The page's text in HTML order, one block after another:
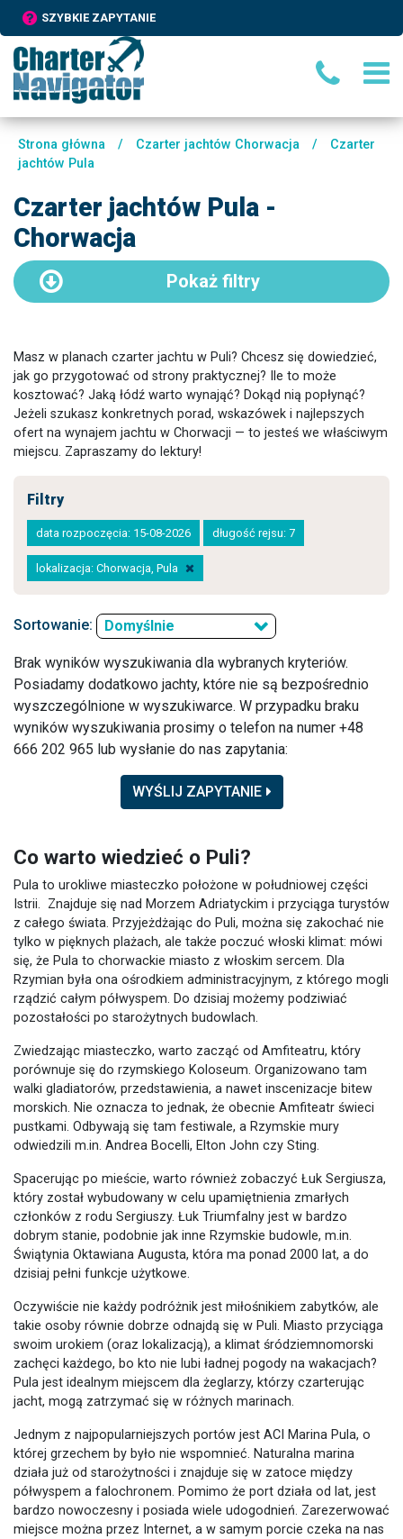
SZYBKIE ZAPYTANIE
Strona główna / Czarter jachtów Chorwacja /
Czarter
jachtów Pula
Czarter jachtów Pula -
Chorwacja
Pokaż filtry
Masz w planach czarter jachtu w Puli? Chcesz się dowiedzieć,
jak go przygotować od strony praktycznej? Ile to może
kosztować? Jaką łódź warto wynająć? Dokąd nią popłynąć?
Jeżeli szukasz konkretnych porad, wskazówek i najlepszych
ofert na wynajem jachtu w Chorwacji — to jesteś we właściwym
miejscu. Zapraszamy do lektury!
Filtry
data rozpoczęcia: 15-08-2026 długość rejsu: 7
lokalizacja: Chorwacja, Pula
Sortowanie: Domyślnie
Brak wyników wyszukiwania dla wybranych kryteriów.
Posiadamy dodatkowo jachty, które nie są bezpośrednio
wyszczególnione w wyszukiwarce. W przypadku braku
wyników wyszukiwania prosimy o telefon na numer +48
666 202 965 lub wysłanie do nas zapytania:
WYŚLIJ ZAPYTANIE
Co warto wiedzieć o Puli?
Pula to urokliwe miasteczko położone w południowej części
Istrii. Znajduje się nad Morzem Adriatyckim i przyciąga turystów
z całego świata. Przyjeżdżając do Puli, można się zakochać nie
tylko w pięknych plażach, ale także poczuć włoski klimat: mówi
się, że Pula to chorwackie miasto z włoskim sercem. Dla
Rzymian była ona ośrodkiem administracyjnym, z którego mogli
rządzić całym półwyspem. Do dzisiaj możemy podziwiać
pozostałości po starożytnych budowlach.
Zwiedzając miasteczko, warto zacząć od Amfiteatru, który
porównuje się do rzymskiego Koloseum. Organizowano tam
walki gladiatorów, przedstawienia, a nawet inscenizacje bitew
morskich. Nie oznacza to jednak, że obecnie Amfiteatr świeci
pustkami. Odbywają się tam festiwale, a Rzymskie mury
odwiedzili m.in. Andrea Bocelli, Elton John czy Sting.
Spacerując po mieście, warto również zobaczyć Łuk Sergiusza,
który został wybudowany w celu upamiętnienia zmarłych
członków z rodu Sergiuszy. Łuk Triumfalny jest w bardzo
dobrym stanie, podobnie jak inne Rzymskie budowle, m.in.
Świątynia Oktawiana Augusta, która ma ponad 2000 lat, a do
dzisiaj pełni funkcje użytkowe.
Oczywiście nie każdy podróżnik jest miłośnikiem zabytków, ale
takie osoby równie dobrze odnajdą się w Puli. Miasto przyciąga
swoim urokiem (oraz lokalizacją), a klimat śródziemnomorski
zachęci każdego, bo kto nie lubi ładnej pogody na wakacjach?
Pula jest idealnym miejscem dla żeglarzy, którzy czarterując
jacht, mogą zatrzymać się w różnych marinach.
Jednym z najpopularniejszych portów jest ACI Marina Pula, o
której grzechem by było nie wspomnieć. Naturalna marina
działa już od starożytności i znajduje się w zatoce między
półwyspem a falochronem. Pomimo że port działa od lat, jest
bardzo nowoczesny i posiada wiele udogodnień. Zarezerwować
miejsce można przez Internet, a w samym porcie czeka na nas